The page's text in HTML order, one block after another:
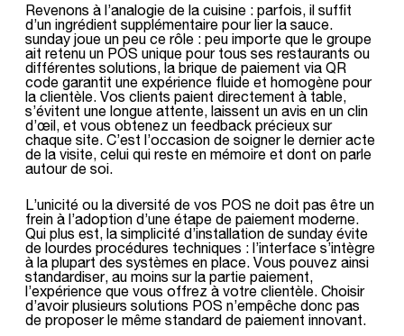
Revenons à l’analogie de la cuisine : parfois, il suffit
d’un ingrédient supplémentaire pour lier la sauce.
sunday joue un peu ce rôle : peu importe que le groupe
ait retenu un POS unique pour tous ses restaurants ou
différentes solutions, la brique de paiement via QR
code garantit une expérience fluide et homogène pour
la clientèle. Vos clients paient directement à table,
s’évitent une longue attente, laissent un avis en un clin
d’œil, et vous obtenez un feedback précieux sur
chaque site. C’est l’occasion de soigner le dernier acte
de la visite, celui qui reste en mémoire et dont on parle
autour de soi.
L’unicité ou la diversité de vos POS ne doit pas être un
frein à l’adoption d’une étape de paiement moderne.
Qui plus est, la simplicité d’installation de sunday évite
de lourdes procédures techniques : l’interface s’intègre
à la plupart des systèmes en place. Vous pouvez ainsi
standardiser, au moins sur la partie paiement,
l’expérience que vous offrez à votre clientèle. Choisir
d’avoir plusieurs solutions POS n’empêche donc pas
de proposer le même standard de paiement innovant.